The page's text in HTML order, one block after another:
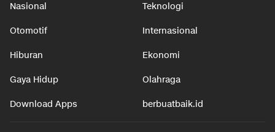
Nasional Teknologi
Otomotif Internasional
Hiburan Ekonomi
Gaya Hidup Olahraga
Download Apps berbuatbaik.id